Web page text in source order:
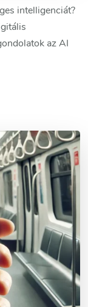
intelligenciát?
az AI